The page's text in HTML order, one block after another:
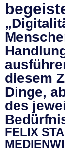
diesem
Dinge,
des
FELIX